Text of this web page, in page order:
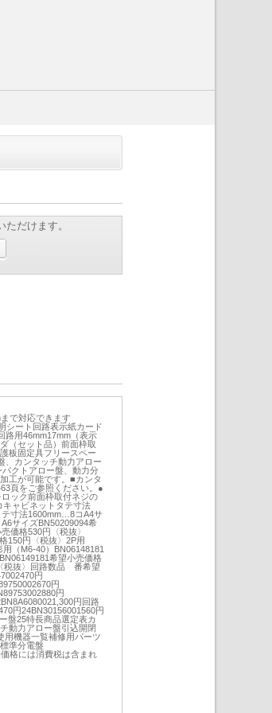
だけます。
で対応できます
シート回路表示紙カード
路用46mm17mm（表示
（セット品）前面枠取
板固定具フリースペー
、カンタッチ動力アロー
クトアロー盤、動力分
工が可能です。■カンタ
頁をご参照ください。●
ック前面枠取付ネジの
ャビネットタテ寸法
寸法1600mm…8コA4サ
サイズBN50209094希
価格530円〈税抜〉
150円〈税抜〉2P用
（M6-40）BN06148181
希望小売価格
税抜〉回路数品 番希望
円
円
円
円回路
円24BN30156001560円
盤25特長商品選定表カ
動力アロー盤引込開閉
用機器一覧補修用パーツ
準分電盤
格には消費税は含まれ